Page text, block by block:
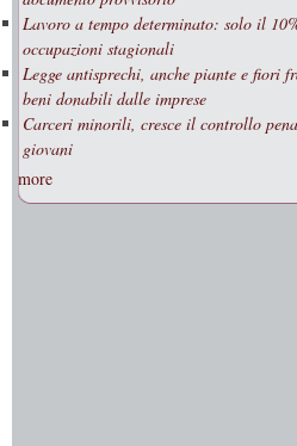
Lavoro a tempo determinato: solo il
occupazioni stagionali
Legge antisprechi, anche piante e fiori
beni donabili dalle imprese
Carceri minorili, cresce il controllo
giovani
more